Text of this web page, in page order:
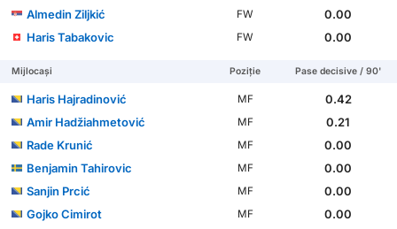
Almedin Ziljkić
FW
0.00
Haris Tabakovic
FW 0.00
Mijlocași Poziție Pase decisive / 90'
Haris Hajradinović MF
0.42
Amir Hadžiahmetović
MF
0.21
Rade Krunić
MF
0.00
Benjamin Tahirovic
MF
0.00
Sanjin Prcić
MF
0.00
Gojko Cimirot
MF
0.00